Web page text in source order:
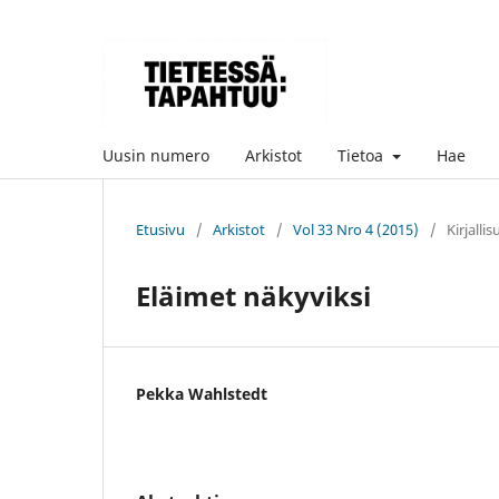
Uusin numero Arkistot Tietoa Hae
Etusivu / Arkistot / Vol 33 Nro 4 (2015) /
Eläimet näkyviksi
Pekka Wahlstedt